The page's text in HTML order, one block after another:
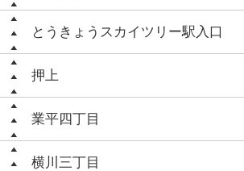
とうきょうスカイツリー駅入口
押上
業平四丁目
横川三丁目